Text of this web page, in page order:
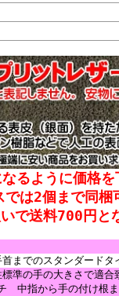
るように価格を
は2個まで同梱
で送料700円と
までのスタンダードタ
の手の大きさで適合
中指から手の付け根